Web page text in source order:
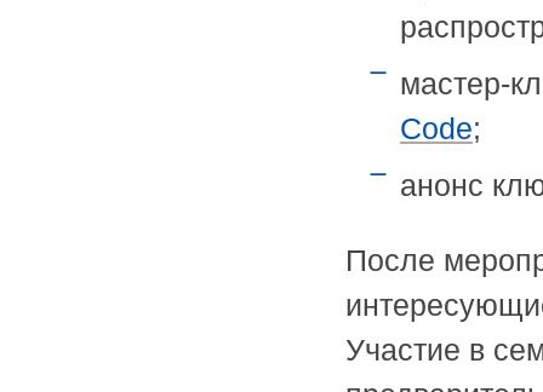
мастер-
Code;
анонс
После
Участие в